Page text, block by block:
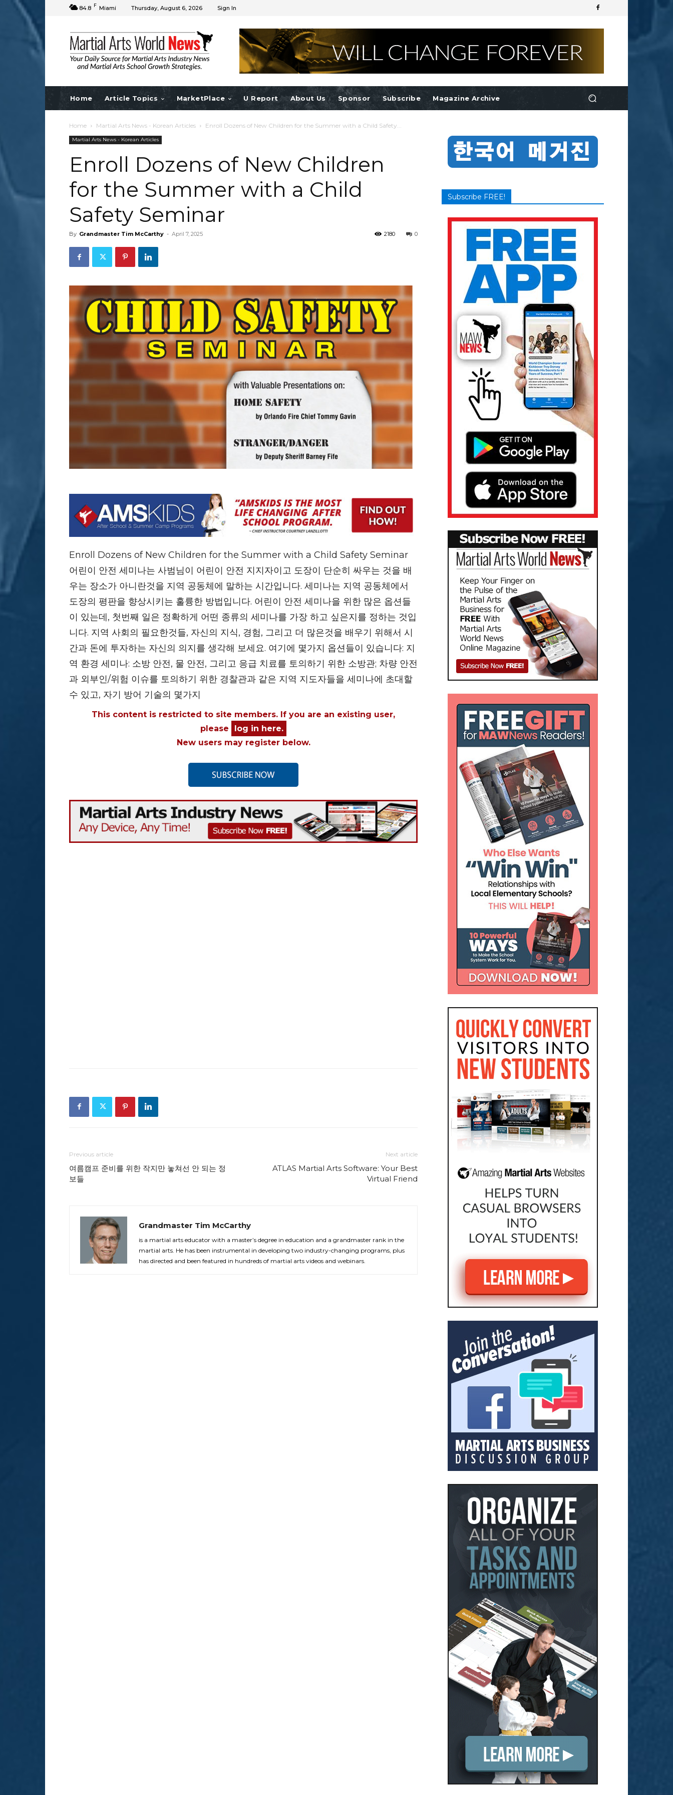
84.8 F Miami Thursday, August 6, 2026 Sign In
Home Article Topics MarketPlace U Report About Us Sponsor Subscribe Magazine Archive
Home Martial Arts News - Korean Articles Enroll Dozens of New Children for the Summer with a Child Safety...
Martial Arts News - Korean Articles
Enroll Dozens of New Children
for the Summer with a Child
Safety Seminar
By Grandmaster Tim McCarthy - April 7, 2025 0
2180
Enroll Dozens of New Children for the Summer with a Child Safety Seminar
어린이 안전 세미나는 사범님이 어린이 안전 지지자이고 도장이 단순히 싸우는 것을 배
우는 장소가 아니란것을 지역 공동체에 말하는 시간입니다. 세미나는 지역 공동체에서
도장의 평판을 향상시키는 훌륭한 방법입니다. 어린이 안전 세미나을 위한 많은 옵션들
이 있는데, 첫번째 일은 정확하게 어떤 종류의 세미나를 가장 하고 싶은지를 정하는 것입
니다. 지역 사회의 필요한것들, 자신의 지식, 경험, 그리고 더 많은것을 배우기 위해서 시
간과 돈에 투자하는 자신의 의지를 생각해 보세요. 여기에 몇가지 옵션들이 있습니다: 지
역 환경 세미나: 소방 안전, 물 안전, 그리고 응급 치료를 토의하기 위한 소방관; 차량 안전
과 외부인/위험 이슈를 토의하기 위한 경찰관과 같은 지역 지도자들을 세미나에 초대할
수 있고, 자기 방어 기술의 몇가지
This content is restricted to site members. If you are an existing user,
please
log in here.
New users may register below.
Previous article
여름캠프 준비를 위한 작지만 놓쳐선 안 되는 정
보들
Next article
ATLAS Martial Arts Software: Your Best
Virtual Friend
Grandmaster Tim McCarthy
is a martial arts educator with a master’s degree in education and a grandmaster rank in the
martial arts. He has been instrumental in developing two industry-changing programs, plus
has directed and been featured in hundreds of martial arts videos and webinars.
Subscribe FREE!